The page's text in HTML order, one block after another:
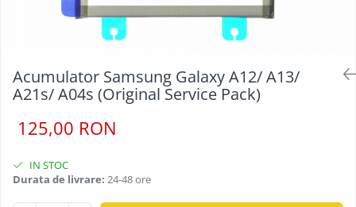
Acumulator Samsung Galaxy A12/ A13/
A21s/ A04s (Original Service Pack)
125,00 RON
IN STOC
Durata de livrare: 24-48 ore